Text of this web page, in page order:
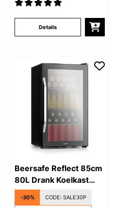
Details
Beersafe Reflect 85cm
80L Drank Koelkast
met Glazen Deur Zwart
-30% CODE: SALE30P